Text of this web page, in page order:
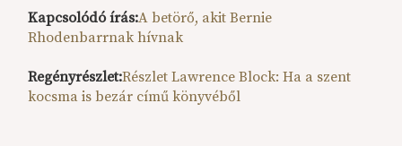
Kapcsolódó írás:A betörő, akit Bernie
Rhodenbarrnak hívnak
Regényrészlet:Részlet Lawrence Block: Ha a szent
kocsma is bezár című könyvéből